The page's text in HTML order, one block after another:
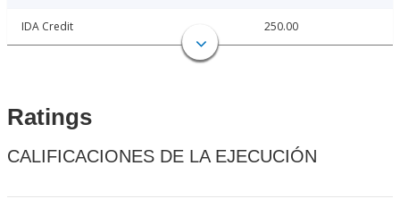
IDA Credit 250.00
Ratings
CALIFICACIONES DE LA EJECUCIÓN